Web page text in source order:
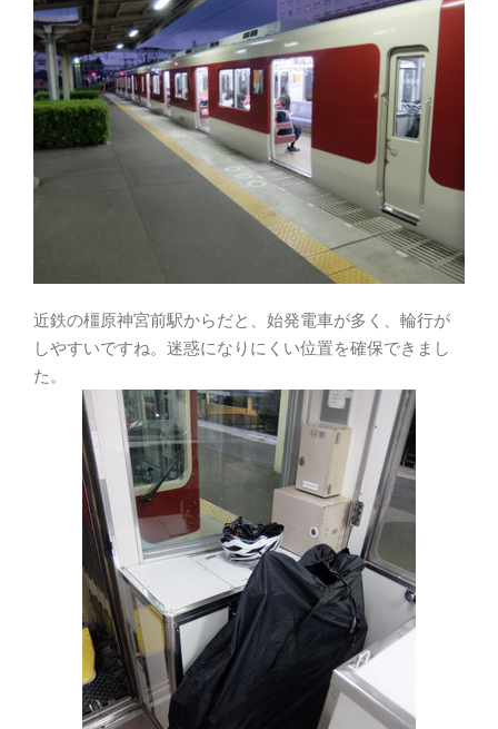
近鉄の橿原神宮前駅からだと、始発電車が多く、輪行が
しやすいですね。迷惑になりにくい位置を確保できまし
た。